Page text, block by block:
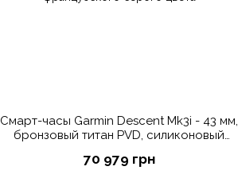
Смарт-часы Garmin Descent Mk3i - 43 мм,
бронзовый титан PVD, силиконовый
70 979 грн